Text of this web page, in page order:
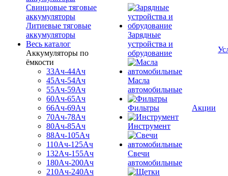
Свинцовые тяговые
аккумуляторы
Литиевые тяговые
аккумуляторы
Весь каталог
Аккумуляторы по
ёмкости
33Ач-44Ач
45Ач-54Ач
55Ач-59Ач
60Ач-65Ач
66Ач-69Ач
70Ач-78Ач
80Ач-85Ач
88Ач-105Ач
110Ач-125Ач
132Ач-155Ач
180Ач-200Ач
210Ач-240Ач
Зарядные
устройства и
обрудование
Масла
автомобильные
Фильтры
Инструмент
Свечи
автомобильные
Акции